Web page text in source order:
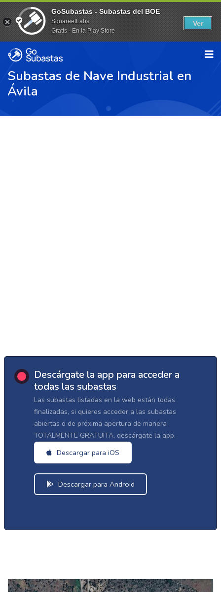
Subastas de Nave Industrial en
Ávila
Descárgate la app para acceder a
todas las subastas
Las subastas listadas en la web están todas
finalizadas, si quieres acceder a las subastas
abiertas o de próxima apertura de manera
TOTALMENTE GRATUITA, descárgate la app.
Descargar para iOS
Descargar para Android
GoSubastas - Subastas del BOE
SquareetLabs
Gratis - En la Play Store
Ver